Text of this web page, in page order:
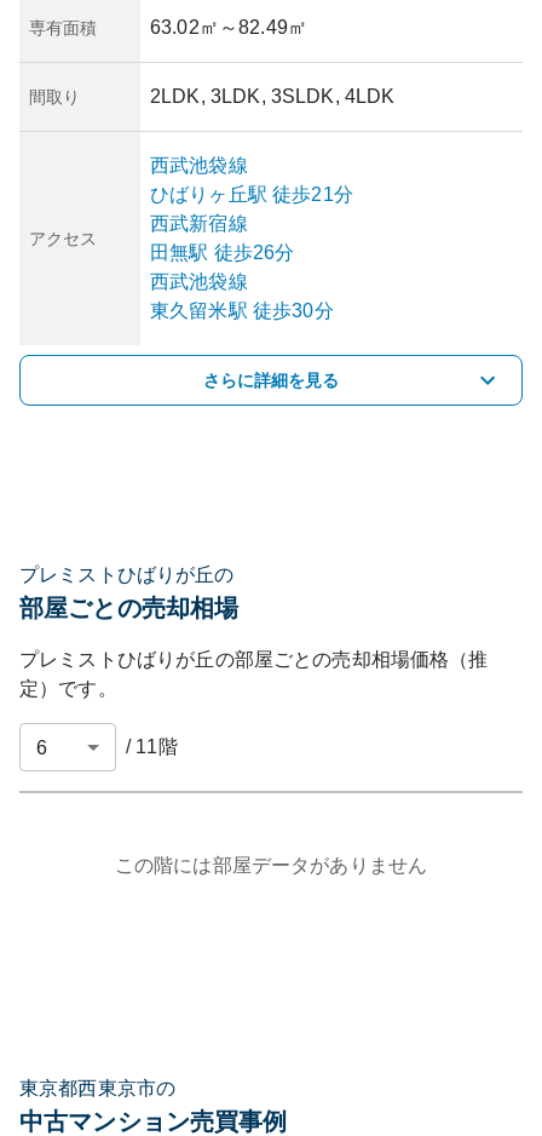
専有面積 63.02㎡ ～82.49㎡
間取り 2LDK, 3LDK, 3SLDK, 4LDK
アクセス
西武池袋線
ひばりヶ丘駅 徒歩21分
西武新宿線
田無駅 徒歩26分
西武池袋線
東久留米駅 徒歩30分
さらに詳細を見る
プレミストひばりが丘の
部屋ごとの売却相場
プレミストひばりが丘の部屋ごとの売却相場価格（推
定）です。
/ 11 階
この階には部屋データがありません
東京都西東京市の
中古マンション売買事例